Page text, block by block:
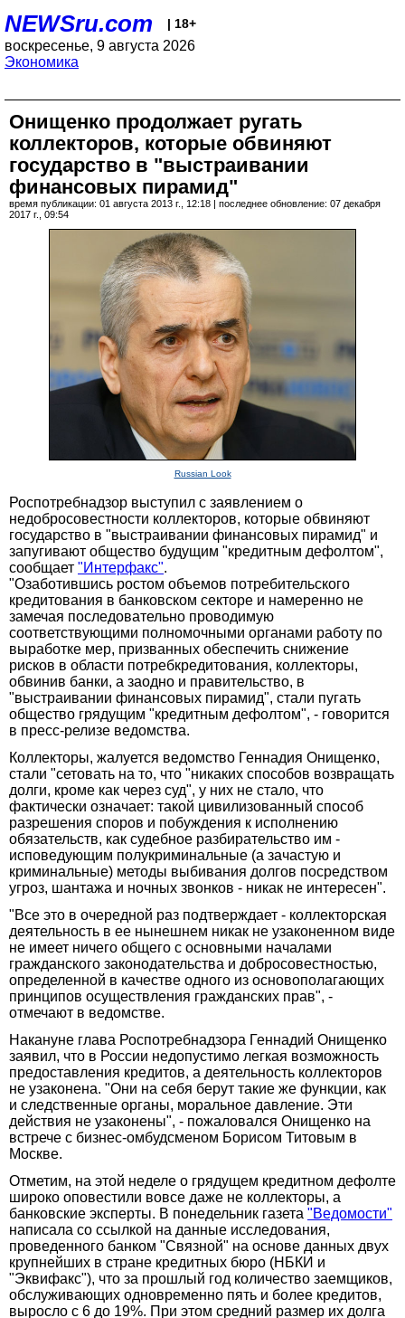
NEWSru.com | 18+
воскресенье, 9 августа 2026
Экономика
Онищенко продолжает ругать
коллекторов, которые обвиняют
государство в "выстраивании
финансовых пирамид"
время публикации: 01 августа 2013 г., 12:18 | последнее обновление: 07 декабря
2017 г., 09:54
Russian Look
Роспотребнадзор выступил с заявлением о
недобросовестности коллекторов, которые обвиняют
государство в "выстраивании финансовых пирамид" и
запугивают общество будущим "кредитным дефолтом",
сообщает "Интерфакс".
"Озаботившись ростом объемов потребительского
кредитования в банковском секторе и намеренно не
замечая последовательно проводимую
соответствующими полномочными органами работу по
выработке мер, призванных обеспечить снижение
рисков в области потребкредитования, коллекторы,
обвинив банки, а заодно и правительство, в
"выстраивании финансовых пирамид", стали пугать
общество грядущим "кредитным дефолтом", - говорится
в пресс-релизе ведомства.
Коллекторы, жалуется ведомство Геннадия Онищенко,
стали "сетовать на то, что "никаких способов возвращать
долги, кроме как через суд", у них не стало, что
фактически означает: такой цивилизованный способ
разрешения споров и побуждения к исполнению
обязательств, как судебное разбирательство им -
исповедующим полукриминальные (а зачастую и
криминальные) методы выбивания долгов посредством
угроз, шантажа и ночных звонков - никак не интересен".
"Все это в очередной раз подтверждает - коллекторская
деятельность в ее нынешнем никак не узаконенном виде
не имеет ничего общего с основными началами
гражданского законодательства и добросовестностью,
определенной в качестве одного из основополагающих
принципов осуществления гражданских прав", -
отмечают в ведомстве.
Накануне глава Роспотребнадзора Геннадий Онищенко
заявил, что в России недопустимо легкая возможность
предоставления кредитов, а деятельность коллекторов
не узаконена. "Они на себя берут такие же функции, как
и следственные органы, моральное давление. Эти
действия не узаконены", - пожаловался Онищенко на
встрече с бизнес-омбудсменом Борисом Титовым в
Москве.
Отметим, на этой неделе о грядущем кредитном дефолте
широко оповестили вовсе даже не коллекторы, а
банковские эксперты. В понедельник газета "Ведомости"
написала со ссылкой на данные исследования,
проведенного банком "Связной" на основе данных двух
крупнейших в стране кредитных бюро (НБКИ и
"Эквифакс"), что за прошлый год количество заемщиков,
обслуживающих одновременно пять и более кредитов,
выросло с 6 до 19%. При этом средний размер их долга